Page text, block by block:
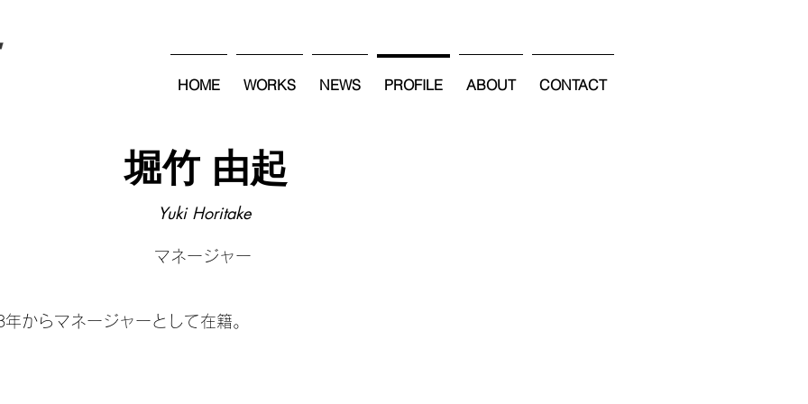
堀竹 由起
Yuki Horitake
マネージャー
からマネージャーとして在籍。
HOME WORKS NEWS PROFILE ABOUT CONTACT